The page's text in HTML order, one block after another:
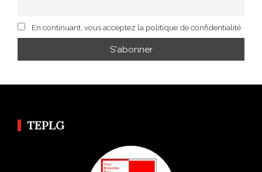
En continuant, vous acceptez la politique de confidentialité
TEPLG